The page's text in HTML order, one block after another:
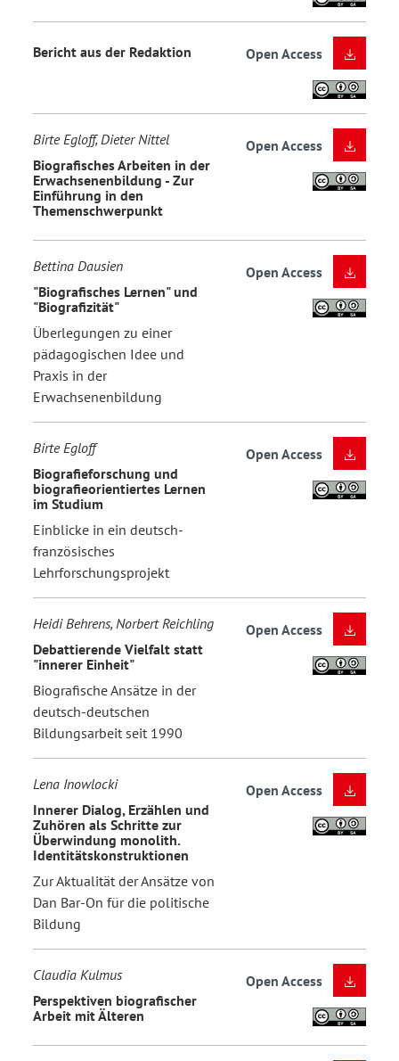
Bericht aus der Redaktion Open Access
Birte Egloff, Dieter Nittel
Biografisches Arbeiten in der
Erwachsenenbildung - Zur
Einführung in den
Themenschwerpunkt
Open Access
Bettina Dausien
"Biografisches Lernen" und
"Biografizität"
Überlegungen zu einer
pädagogischen Idee und
Praxis in der
Erwachsenenbildung
Open Access
Birte Egloff
Biografieforschung und
biografieorientiertes Lernen
im Studium
Einblicke in ein deutsch-
französisches
Lehrforschungsprojekt
Open Access
Heidi Behrens, Norbert Reichling
Debattierende Vielfalt statt
"innerer Einheit"
Biografische Ansätze in der
deutsch-deutschen
Bildungsarbeit seit 1990
Open Access
Lena Inowlocki
Innerer Dialog, Erzählen und
Zuhören als Schritte zur
Überwindung monolith.
Identitätskonstruktionen
Zur Aktualität der Ansätze von
Dan Bar-On für die politische
Bildung
Open Access
Claudia Kulmus
Perspektiven biografischer
Arbeit mit Älteren
Open Access